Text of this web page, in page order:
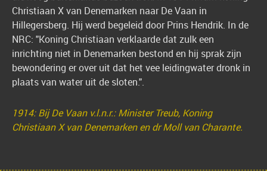
Christiaan X van Denemarken naar De Vaan in
Hillegersberg. Hij werd begeleid door Prins Hendrik. In de
NRC: "Koning Christiaan verklaarde dat zulk een
inrichting niet in Denemarken bestond en hij sprak zijn
bewondering er over uit dat het vee leidingwater dronk in
plaats van water uit de sloten.".
1914: Bij De Vaan v.l.n.r.: Minister Treub, Koning
Christiaan X van Denemarken en dr Moll van Charante.